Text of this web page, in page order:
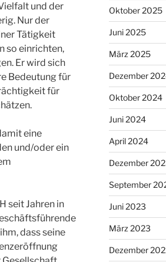
und der
Nur der
Tätigkeit
so einrichten,
Er wird sich
Bedeutung für
für
eine
und/oder ein
seit Jahren in
dass seine
Oktober 2025
Juni 2025
März 2025
Dezember
Oktober 2024
Juni 2024
April 2024
Dezember
September
Juni 2023
März 2023
Dezember